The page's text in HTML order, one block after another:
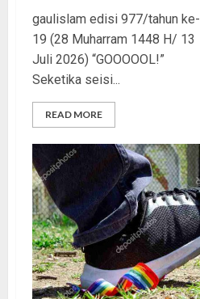
gaulislam edisi 977/tahun ke-
19 (28 Muharram 1448 H/ 13
Juli 2026) “GOOOOOL!”
Seketika seisi...
READ MORE